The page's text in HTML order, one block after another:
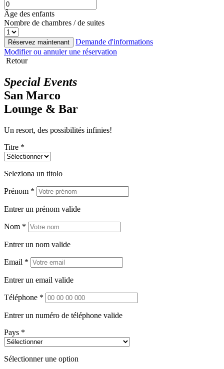
Âge des enfants
Nombre de chambres / de suites
Réservez maintenant
Demande d'informations
Modifier ou annuler une réservation
Retour
Special Events
San Marco
Lounge & Bar
Un resort, des possibilités infinies!
Titre *
Seleziona un titolo
Prénom *
Entrer un prénom valide
Nom *
Entrer un nom valide
Email *
Entrer un email valide
Téléphone *
Entrer un numéro de téléphone valide
Pays *
Sélectionner une option